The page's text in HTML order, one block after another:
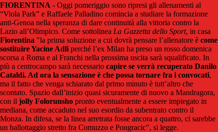
FIORENTINA - Oggi pomeriggio sono ripresi gli allenamenti al
“Viola Park” e Raffaele Palladino comincia a studiare la formazione
anti-Genoa nella speranza di dare continuità alla vittoria contro la
Lazio all’Olimpico. Come sottolinea La Gazzetta dello Sport, in casa
Fiorentina "la prima soluzione a cui dovrà pensare l’allenatore è come
sostituire Yacine Adli perché l’ex Milan ha preso un rosso domenica
scorsa a Roma e al Franchi nella prossima uscita sarà squalificato. In
più a centrocampo sarà necessario capire se verrà recuperato Danilo
Cataldi. Ad ora la sensazione è che possa tornare fra i convocati,
ma il fatto che venga schiarato dal primo minuto è tutt’altro che
scontato. Spazio dall’inizio quasi sicuramente di nuovo a Mandragora,
con il jolly Folorunsho pronto eventualmente a essere impiegato in
mediana, come accaduto nel suo esordio da subentrato contro il
Monza. In difesa, se la linea arretrata fosse ancora a quattro, ci sarebbe
un ballottaggio stretto fra Comuzzo e Pongracic", si legge.